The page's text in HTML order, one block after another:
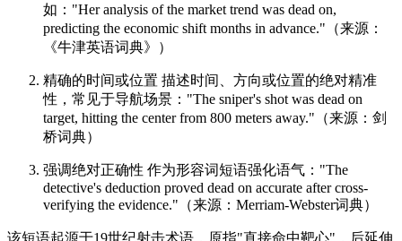
如："Her analysis of the market trend was dead on,
predicting the economic shift months in advance."（来源：
《牛津英语词典》）
精确的时间或位置 描述时间、方向或位置的绝对精准
性，常见于导航场景："The sniper's shot was dead on
target, hitting the center from 800 meters away."（来源：剑
桥词典）
强调绝对正确性 作为形容词短语强化语气："The
detective's deduction proved dead on accurate after cross-
verifying the evidence."（来源：Merriam-Webster词典）